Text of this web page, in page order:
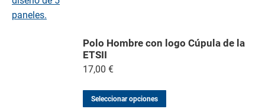
Polo Hombre con logo Cúpula de la
ETSII
17,00 €
Seleccionar opciones